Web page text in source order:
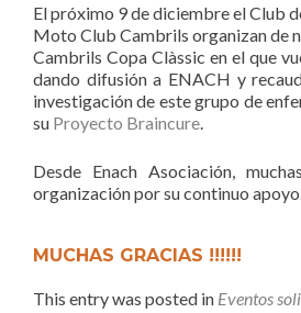
El próximo 9 de diciembre el Club
Moto Club Cambrils organizan de
Cambrils Copa Clàssic en el que
dando difusión a ENACH y
investigación de este grupo de
su Proyecto Braincure.
Desde Enach Asociación,
organización por su continuo
MUCHAS GRACIAS !!!!!!
This entry was posted in Eventos